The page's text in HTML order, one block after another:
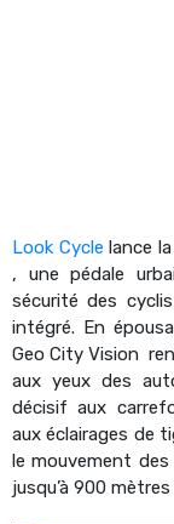
Look Cycle lance
, une pédale
sécurité des
intégré. En
Geo City Vision
aux yeux des
décisif aux
aux éclairages de
le mouvement
jusqu’à 900